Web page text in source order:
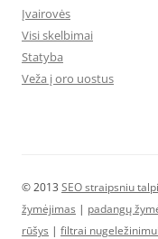
Įvairovės
Visi skelbimai
Statyba
Veža į oro uostus
© 2013 SEO straipsniu
žymėjimas | padangų
rūšys | filtrai nugeležinimui